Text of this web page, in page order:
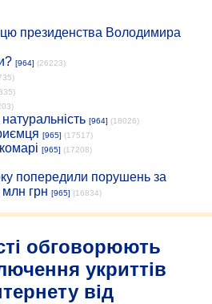
президенства Володимира
[964] (26223)
[964] (18026)
[965] (17517)
[965] (17208)
попередили порушень за
грн [965] (16834)
обговорюють
укриттів
від